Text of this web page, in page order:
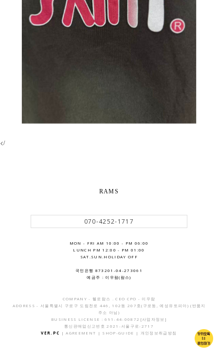
</
RAMS
070-4252-1717
MON - FRI AM 10:00 - PM 06:00
LUNCH PM 12:00 - PM 01:00
SAT.SUN.HOLIDAY OFF
국민은행 873201-04-273061
예금주 : 이우람(람스)
COMPANY - 헬로람스 . CEO CPO - 이우람
ADDRESS - 서울특별시 구로구 도림천로 446, 102동 207호(구로동, 예성유토피아) (반품지
주소 아님)
BUSINESS LICENSE : 691-44-00872 [사업자정보]
통신판매업신고번호 2021-서울구로-2717
VER.PC
|AGREEMENT | SHOP-GUIDE | 개인정보취급방침